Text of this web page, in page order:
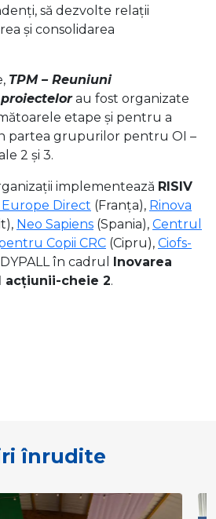
să dezvolte relații
și consolidarea
TPM – Reuniuni
au fost organizate
etape și pentru a
partea grupurilor pentru OI –
2 și 3.
implementează RISIV
Direct (Franța), Rinova
Neo Sapiens (Spania), Centrul
Copii CRC (Cipru), Ciofs-
în cadrul Inovarea
acțiunii-cheie 2.
înrudite